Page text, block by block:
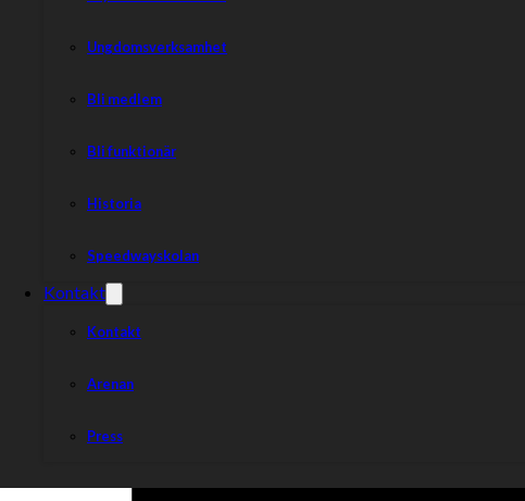
Ungdomsverksamhet
Bli medlem
Bli funktionär
Historia
Speedwayskolan
Kontakt
Kontakt
Arenan
Press